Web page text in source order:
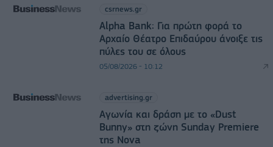
csrnews.gr
Alpha Bank: Για πρώτη φορά το
Αρχαίο Θέατρο Επιδαύρου άνοιξε τις
πύλες του σε όλους
05/08/2026 - 10:12
advertising.gr
Αγωνία και δράση με το «Dust
Bunny» στη ζώνη Sunday Premiere
της Nova